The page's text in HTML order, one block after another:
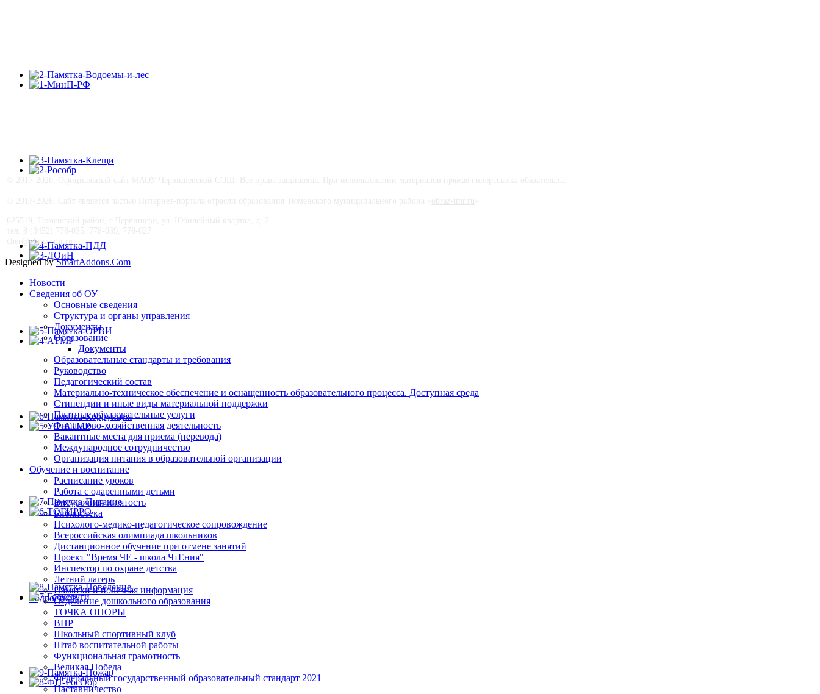
cher@obraz-tmr.ru
Designed bySmartAddons.Com
Новости
Сведения об ОУ
Основные сведения
Структура и органы управления
Документы
Образование
Документы
Образовательные стандарты и требования
Руководство
Педагогический состав
Материально-техническое обеспечение и оснащенность образовательного процесса. Доступная среда
Стипендии и иные виды материальной поддержки
Платные образовательные услуги
Финансово-хозяйственная деятельность
Вакантные места для приема (перевода)
Международное сотрудничество
Организация питания в образовательной организации
Обучение и воспитание
Расписание уроков
Работа с одаренными детьми
Внеурочная занятость
Библиотека
Психолого-медико-педагогическое сопровождение
Всероссийская олимпиада школьников
Дистанционное обучение при отмене занятий
Проект "Время ЧЕ - школа ЧтЕния"
Инспектор по охране детства
Летний лагерь
Памятки и полезная информация
Отделение дошкольного образования
ТОЧКА ОПОРЫ
ВПР
Школьный спортивный клуб
Штаб воспитательной работы
Функциональная грамотность
Великая Победа
Федеральный государственный образовательный стандарт 2021
Наставничество